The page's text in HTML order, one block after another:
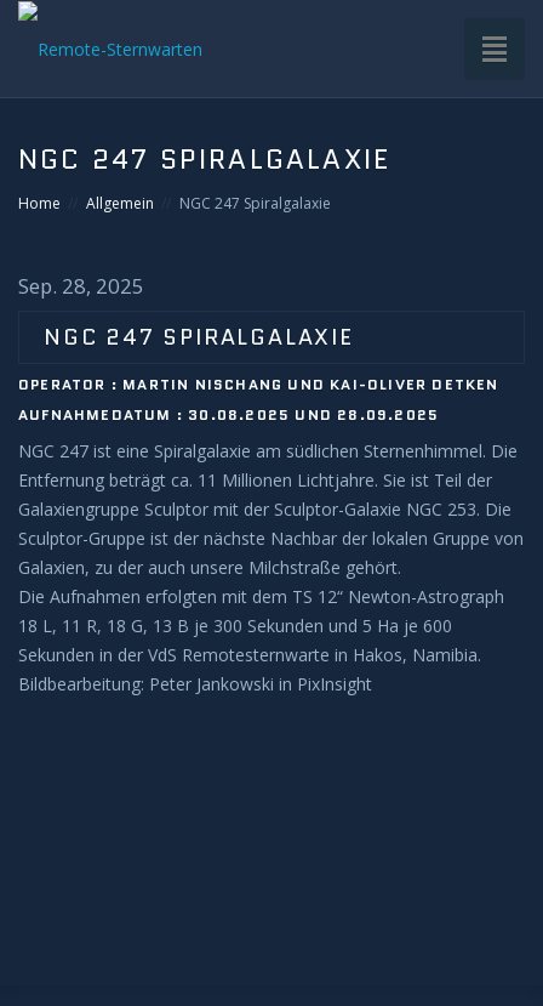
VDS-STERNWARTE
EQUIPMENT
SOFTWARE
BETRIEB
BEOBACHTUNG
Galerie
NGC 247 SPIRALGALAXIE
Home Allgemein NGC 247 Spiralgalaxie
Sep. 28, 2025
NGC 247 SPIRALGALAXIE
OPERATOR : MARTIN NISCHANG UND KAI-OLIVER DETKEN
AUFNAHMEDATUM : 30.08.2025 UND 28.09.2025
NGC 247 ist eine Spiralgalaxie am südlichen Sternenhimmel. Die
Entfernung beträgt ca. 11 Millionen Lichtjahre. Sie ist Teil der
Galaxiengruppe Sculptor mit der Sculptor-Galaxie NGC 253. Die
Sculptor-Gruppe ist der nächste Nachbar der lokalen Gruppe von
Galaxien, zu der auch unsere Milchstraße gehört.
Die Aufnahmen erfolgten mit dem TS 12“ Newton-Astrograph
18 L, 11 R, 18 G, 13 B je 300 Sekunden und 5 Ha je 600
Sekunden in der VdS Remotesternwarte in Hakos, Namibia.
Bildbearbeitung: Peter Jankowski in PixInsight